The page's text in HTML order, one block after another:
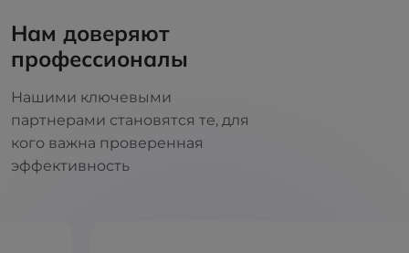
Нам доверяют
профессионалы
Нашими ключевыми
партнерами становятся те, для
кого важна проверенная
эффективность